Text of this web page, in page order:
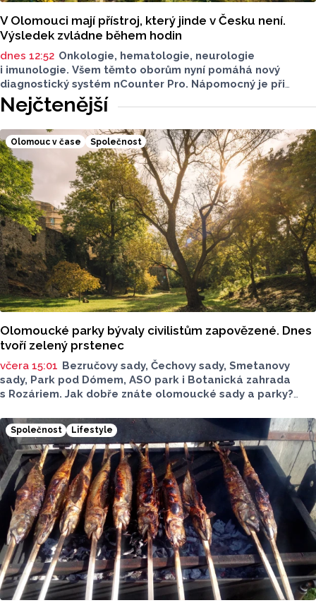
V Olomouci mají přístroj, který jinde v Česku není.
Výsledek zvládne během hodin
dnes 12:52 Onkologie, hematologie, neurologie
i imunologie. Všem těmto oborům nyní pomáhá nový
diagnostický systém nCounter Pro. Nápomocný je při
správném určení příčin obtíží i v přesném a včasném
nasazení účinné léčby.
Nejčtenější
Olomouc v čase Společnost
Olomoucké parky bývaly civilistům zapovězené. Dnes
tvoří zelený prstenec
včera 15:01 Bezručovy sady, Čechovy sady, Smetanovy
sady, Park pod Dómem, ASO park i Botanická zahrada
s Rozáriem. Jak dobře znáte olomoucké sady a parky?
které v nich jsou. Vždy tomu tak ale nebylo.
Společnost Lifestyle